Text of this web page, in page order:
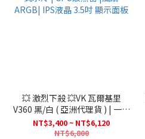
💥 激烈下殺 💥VK 瓦爾基里
V360 黑/白 ( 亞洲代理貨 ) | 一體
式水冷 | CPU散熱器 |風扇
ARGB| IPS液晶 3.5吋 顯示面板
NT$3,400 ~ NT$6,120
NT$6,800